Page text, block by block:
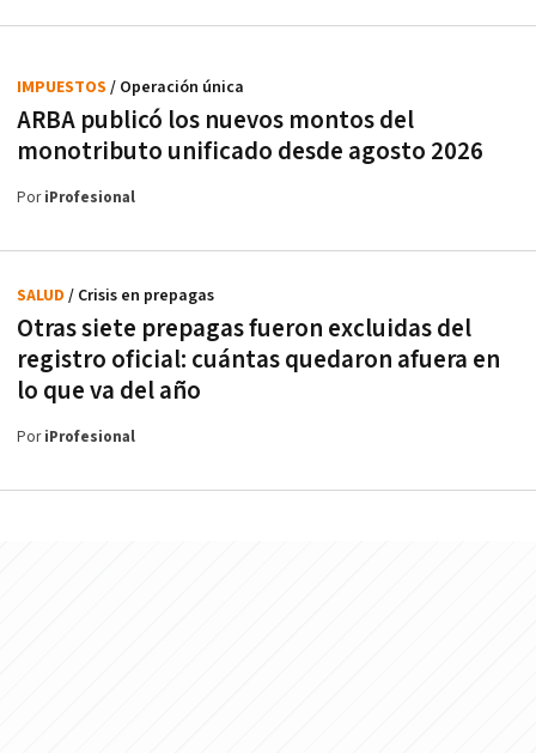
ARBA publicó los nuevos montos del
monotributo unificado desde agosto 2026
IMPUESTOS / Operación única
PoriProfesional
Otras siete prepagas fueron excluidas del
registro oficial: cuántas quedaron afuera en
lo que va del año
SALUD / Crisis en prepagas
PoriProfesional